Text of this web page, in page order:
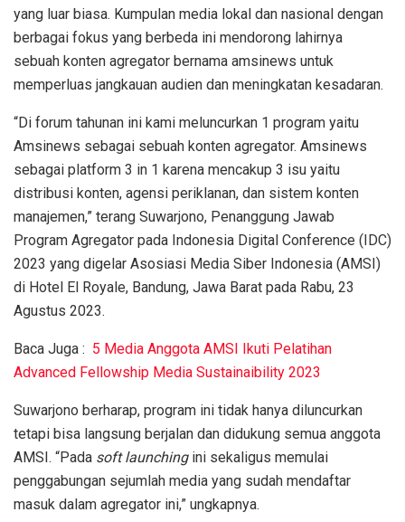
yang luar biasa. Kumpulan media lokal dan nasional dengan
berbagai fokus yang berbeda ini mendorong lahirnya
sebuah konten agregator bernama amsinews untuk
memperluas jangkauan audien dan meningkatan kesadaran.
“Di forum tahunan ini kami meluncurkan 1 program yaitu
Amsinews sebagai sebuah konten agregator. Amsinews
sebagai platform 3 in 1 karena mencakup 3 isu yaitu
distribusi konten, agensi periklanan, dan sistem konten
manajemen,” terang Suwarjono, Penanggung Jawab
Program Agregator pada Indonesia Digital Conference (IDC)
2023 yang digelar Asosiasi Media Siber Indonesia (AMSI)
di Hotel El Royale, Bandung, Jawa Barat pada Rabu, 23
Agustus 2023.
Baca Juga : 5 Media Anggota AMSI Ikuti Pelatihan
Advanced Fellowship Media Sustainaibility 2023
Suwarjono berharap, program ini tidak hanya diluncurkan
tetapi bisa langsung berjalan dan didukung semua anggota
AMSI. “Pada soft launchingini sekaligus memulai
penggabungan sejumlah media yang sudah mendaftar
masuk dalam agregator ini,” ungkapnya.